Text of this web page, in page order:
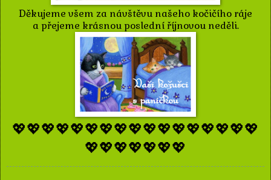
Děkujeme všem za návštěvu našeho kočičího ráje
a přejeme krásnou poslední říjnovou neděli.
💖💖💖💖💖💖💖💖💖💖💖💖💖💖💖💖💖
💖💖💖💖💖💖💖